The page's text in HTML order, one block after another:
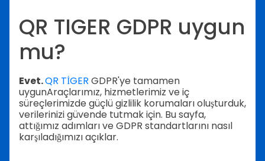
QR TIGER GDPR uygun
mu?
Evet.QR TİGER GDPR'ye tamamen
uygunAraçlarımız, hizmetlerimiz ve iç
süreçlerimizde güçlü gizlilik korumaları oluşturduk,
verilerinizi güvende tutmak için. Bu sayfa,
attığımız adımları ve GDPR standartlarını nasıl
karşıladığımızı açıklar.